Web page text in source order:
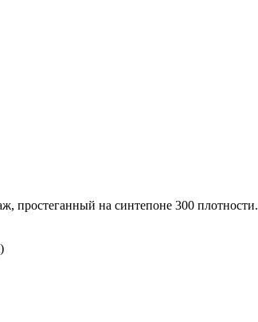
простеганный на синтепоне 300 плотности.